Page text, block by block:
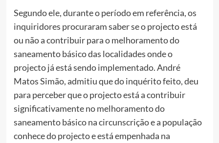
Segundo ele, durante o período em referência, os
inquiridores procuraram saber se o projecto está
ou não a contribuir para o melhoramento do
saneamento básico das localidades onde o
projecto já está sendo implementado. André
Matos Simão, admitiu que do inquérito feito, deu
para perceber que o projecto está a contribuir
significativamente no melhoramento do
saneamento básico na circunscrição e a população
conhece do projecto e está empenhada na